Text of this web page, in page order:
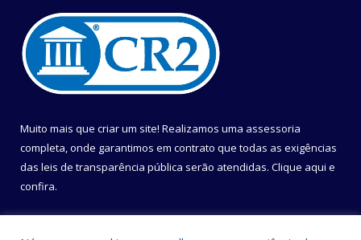
Muito mais que criar um site! Realizamos uma assessoria
completa, onde garantimos em contrato que todas as exigências
das leis de transparência pública serão atendidas. Clique aqui e
confira.